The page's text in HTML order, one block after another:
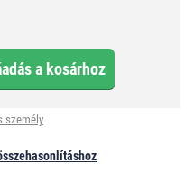
a kosárhoz
személy